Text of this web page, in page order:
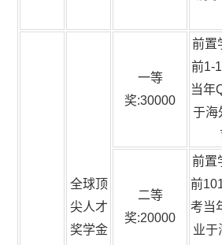
全球顶
尖人才
奖学金
一等
奖:30000
前置
前1-
当年
于海
二等
奖:20000
前置
前
考当
业于